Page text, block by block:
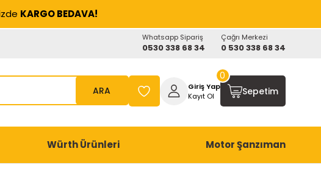
KARGO BEDAVA!
Whatsapp Sipariş
0530 338 68 34
Çağrı Merkezi
0 530 338 68 34
ARA
Giriş Yap
Kayıt Ol
Sepetim
0
Würth Ürünleri Motor Şanzıman